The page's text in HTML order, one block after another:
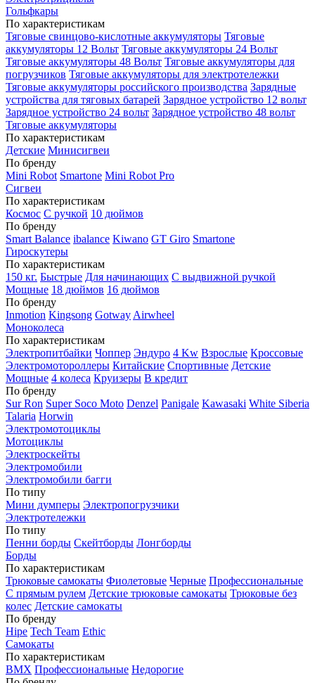
Гольфкары
По характеристикам
Тяговые свинцово-кислотные аккумуляторы Тяговые
аккумуляторы 12 Вольт Тяговые аккумуляторы 24 Вольт
Тяговые аккумуляторы 48 Вольт Тяговые аккумуляторы для
погрузчиков Тяговые аккумуляторы для электротележки
Тяговые аккумуляторы российского производства Зарядные
устройства для тяговых батарей Зарядное устройство 12 вольт
Зарядное устройство 24 вольт Зарядное устройство 48 вольт
Тяговые аккумуляторы
По характеристикам
Детские Минисигвеи
По бренду
Mini Robot Smartone Mini Robot Pro
Сигвеи
По характеристикам
Космос С ручкой 10 дюймов
По бренду
Smart Balance ibalance Kiwano GT Giro Smartone
Гироскутеры
По характеристикам
150 кг. Быстрые Для начинающих С выдвижной ручкой
Мощные 18 дюймов 16 дюймов
По бренду
Inmotion Kingsong Gotway Airwheel
Моноколеса
По характеристикам
Электропитбайки Чоппер Эндуро 4 Kw Взрослые Кроссовые
Электромотороллеры Китайские Спортивные Детские
Мощные 4 колеса Круизеры В кредит
По бренду
Sur Ron Super Soco Moto Denzel Panigale Kawasaki White Siberia
Talaria Horwin
Электромотоциклы
Мотоциклы
Электроскейты
Электромобили
Электромобили багги
По типу
Мини думперы Электропогрузчики
Электротележки
По типу
Пенни борды Скейтборды Лонгборды
Борды
По характеристикам
Трюковые самокаты Фиолетовые Черные Профессиональные
С прямым рулем Детские трюковые самокаты Трюковые без
колес Детские самокаты
По бренду
Hipe Tech Team Ethic
Самокаты
По характеристикам
BMX Профессиональные Недорогие